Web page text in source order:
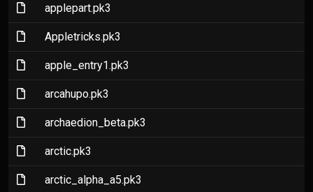
(File)applepart.pk3
(File)Appletricks.pk3
(File)apple_entry1.pk3
(File)arcahupo.pk3
(File)archaedion_beta.pk3
(File)arctic.pk3
(File)arctic_alpha_a5.pk3